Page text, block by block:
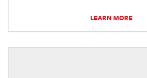
LEARN MORE